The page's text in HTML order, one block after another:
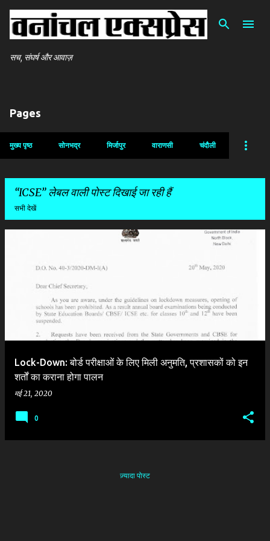
सीधे मुख्य सामग्री पर जाएं
सच, संघर्ष और आवाज़
Pages
मुख्य पृष्ठ सोनभद्र मिर्जापुर वाराणसी चंदौली
ICSE लेबल वाली पोस्ट दिखाई जा रही हैं
सभी देखें
Lock-Down: बोर्ड परीक्षाओं के लिए मिली अनुमति, प्रशासकों को इन
शर्तों का कराना होगा पालन
मई 21, 2020
0
ज़्यादा पोस्ट